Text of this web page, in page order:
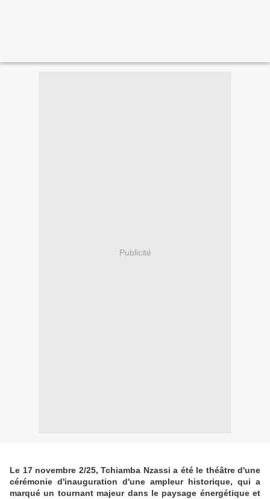
Publicité
Le 17 novembre 2/25, Tchiamba Nzassi a été le théâtre d'une
cérémonie d'inauguration d'une ampleur historique, qui a
marqué un tournant majeur dans le paysage énergétique et